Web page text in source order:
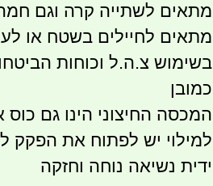
מתאים לשתייה קרה וגם
מתאים לחיילים בשטח או
בשימוש צ.ה.ל וכוחות
כמובן
המכסה החיצוני הינו גם
למילוי יש לפתוח את הפקק
ידית נשיאה נוחה וחזקה